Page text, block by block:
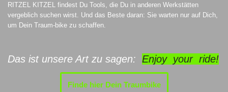
RITZEL KITZEL findest Du Tools, die Du in anderen Werkstätten
vergeblich suchen wirst. Und das Beste daran: Sie warten nur auf Dich,
um Dein Traum-bike zu schaffen.
Das ist unsere Art zu sagen: Enjoy your ride!
Finde hier Dein Traumbike